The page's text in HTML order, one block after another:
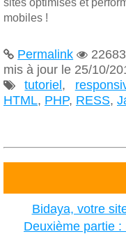
sites optimisés et
mobiles !
 Permalink 
mis à jour le 25/10/
 tutoriel ,
HTML, PHP, RESS,
Bidaya, votre
Deuxième partie